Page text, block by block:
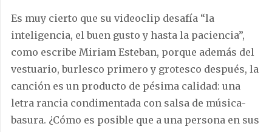
Es muy cierto que su videoclip desafía “la
inteligencia, el buen gusto y hasta la paciencia”,
como escribe Miriam Esteban, porque además del
vestuario, burlesco primero y grotesco después, la
canción es un producto de pésima calidad: una
letra rancia condimentada con salsa de música-
basura. ¿Cómo es posible que a una persona en sus